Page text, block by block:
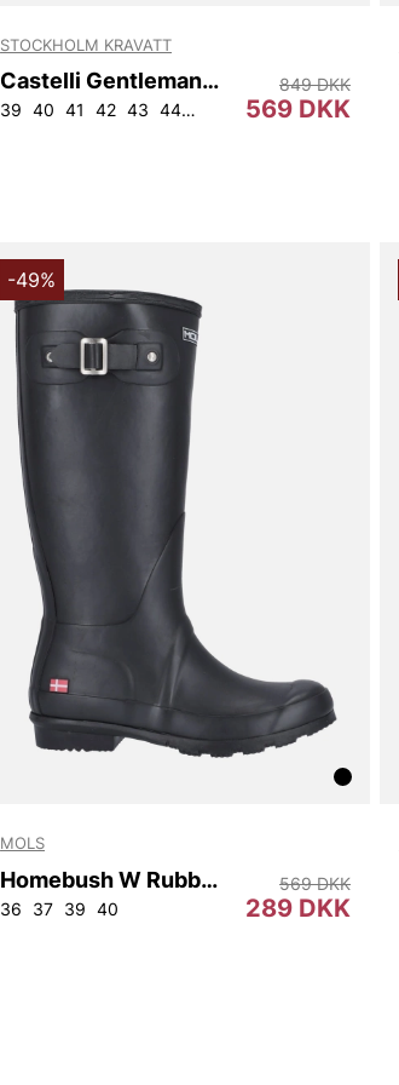
STOCKHOLM KRAVATT
Castelli Gentleman Reg
39 40 41 42 43 44 46 47
569 DKK
849 DKK
92 104
-49%
MOLS
Homebush W Rubber Boot
36 37 39 40 289 DKK
569 DKK